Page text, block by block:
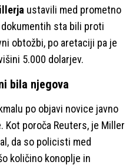
ustavili med prometno
sta bili proti
obtožbi, po aretaciji pa je
5.000 dolarjev.
bila njegova
po objavi novice javno
poroča Reuters, je Miller
da so policisti med
količino konoplje in